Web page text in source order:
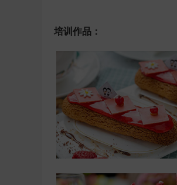
培训作品：